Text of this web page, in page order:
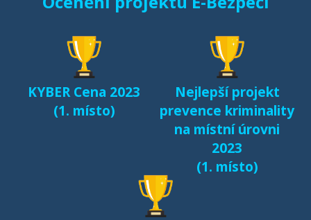
KYBER Cena 2023
(1. místo)
Nejlepší projekt
prevence kriminality
na místní úrovni
2023
(1. místo)